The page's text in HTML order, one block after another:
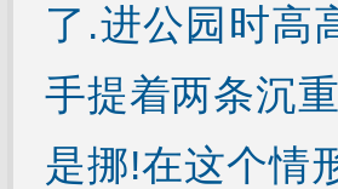
了.进公园时高
手提着两条沉
是挪!在这个情